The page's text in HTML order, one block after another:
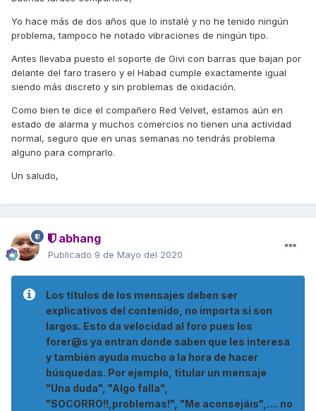
Yo hace más de dos años que lo instalé y no he tenido ningún
problema, tampoco he notado vibraciones de ningún tipo.
Antes llevaba puesto el soporte de Givi con barras que bajan por
delante del faro trasero y el Habad cumple exactamente igual
siendo más discreto y sin problemas de oxidación.
Como bien te dice el compañero Red Velvet, estamos aún en
estado de alarma y muchos comercios no tienen una actividad
normal, seguro que en unas semanas no tendrás problema
alguno para comprarlo.
Un saludo,
abhang
Publicado 9 de Mayo del 2020
Los títulos de los mensajes deben ser
explicativos del contenido, no importa si son
largos. Esto da velocidad al foro pues los
forer@s ya entran donde saben que les interesa
y también ayuda mucho a la hora de hacer
búsquedas. Por ejemplo, titular un mensaje
"Una duda", "Algo falla",
"SOCORRO!!,problemas!", "Me aconsejáis",.... no